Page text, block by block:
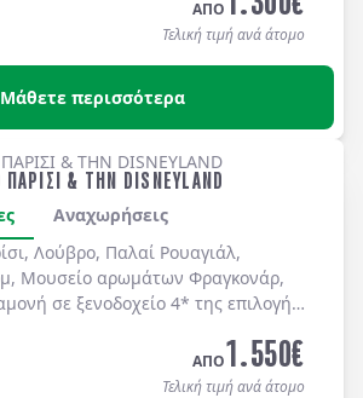
ΑΠΟ
Τελική τιμή ανά άτομο
Μάθετε περισσότερα
& ΤΗΝ DISNEYLAND
Αναχωρήσεις
Λούβρο, Παλαί Ρουαγιάλ,
Μουσείο αρωμάτων Φραγκονάρ,
σε ξενοδοχείo 4* της επιλογής
ΑΠΟ1.550€
Τελική τιμή ανά άτομο